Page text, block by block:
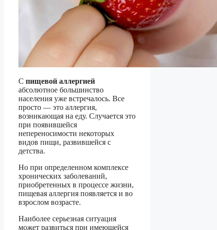
С пищевой аллергией
абсолютное большинство
населения уже встречалось. Все
просто — это аллергия,
возникающая на еду. Случается это
при появившейся
непереносимости некоторых
видов пищи, развившейся с
детства.
Но при определенном комплексе
хронических заболеваний,
приобретенных в процессе жизни,
пищевая аллергия появляется и во
взрослом возрасте.
Наиболее серьезная ситуация
может развиться при имеющейся